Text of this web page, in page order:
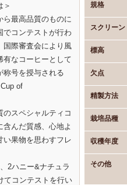
＞
ら最高品質のものに
でコンテストが行わ
国際審査会により風
有なコーヒーとして
称号を授与される
of
のスペシャルティコ
んだ質感、心地よ
い果物を思わすフレ
2ハニー&ナチュラ
てコンテストを行い
規格
スクリーン
標高
欠点
精製方法
栽培品種
収穫年度
その他